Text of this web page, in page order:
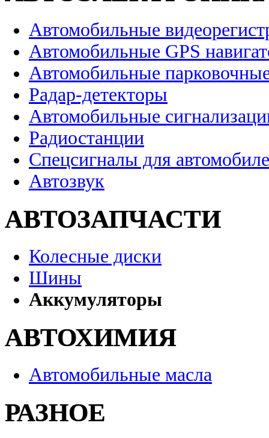
Автомобильные
Автомобильные GPS
Автомобильные
Радар-детекторы
Автомобильные
Радиостанции
Спецсигналы для
Автозвук
АВТОЗАПЧАСТИ
Колесные диски
Шины
Аккумуляторы
АВТОХИМИЯ
Автомобильные масла
РАЗНОЕ